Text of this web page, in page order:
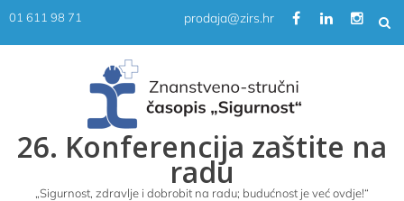
Skip01 611 98 71 prodaja@zirs.hr
26. Konferencija zaštite na
radu
„Sigurnost, zdravlje i dobrobit na radu; budućnost je već ovdje!“